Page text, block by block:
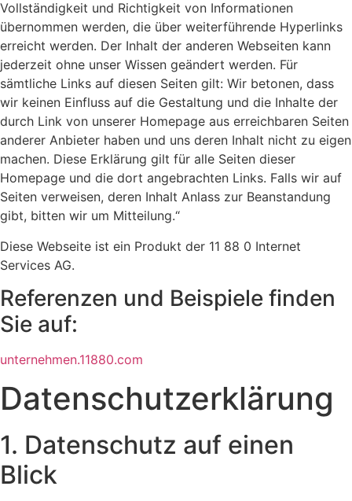
Vollständigkeit und Richtigkeit von Informationen
übernommen werden, die über weiterführende Hyperlinks
erreicht werden. Der Inhalt der anderen Webseiten kann
jederzeit ohne unser Wissen geändert werden. Für
sämtliche Links auf diesen Seiten gilt: Wir betonen, dass
wir keinen Einfluss auf die Gestaltung und die Inhalte der
durch Link von unserer Homepage aus erreichbaren Seiten
anderer Anbieter haben und uns deren Inhalt nicht zu eigen
machen. Diese Erklärung gilt für alle Seiten dieser
Homepage und die dort angebrachten Links. Falls wir auf
Seiten verweisen, deren Inhalt Anlass zur Beanstandung
gibt, bitten wir um Mitteilung.“
Diese Webseite ist ein Produkt der 11 88 0 Internet
Services AG.
Referenzen und Beispiele finden
Sie auf:​
unternehmen.11880.com
Datenschutz­erklärung
1. Datenschutz auf einen
Blick